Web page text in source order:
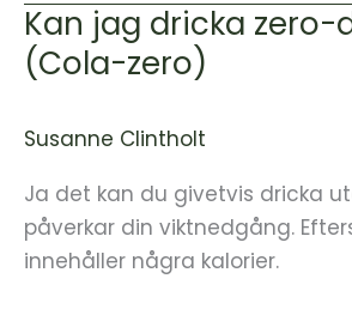
Kan jag dricka zero-
(Cola-zero)
Susanne Clintholt
Ja det kan du givetvis dricka
påverkar din viktnedgång.
innehåller några kalorier.
Kan
jag
dricka
dryck?
(Cola-
zero)